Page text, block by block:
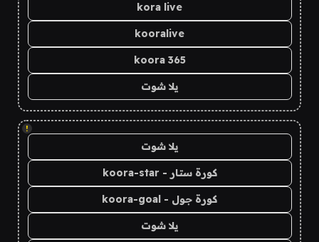
kora live
kooralive
koora 365
يلا شوت
!
يلا شوت
كورة ستار - koora-star
كورة جول - koora-goal
يلا شوت